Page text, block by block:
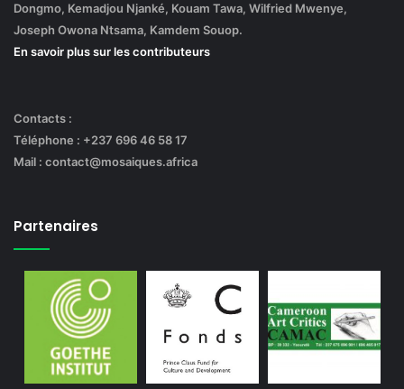
Dongmo, Kemadjou Njanké, Kouam Tawa, Wilfried Mwenye,
Joseph Owona Ntsama, Kamdem Souop.
En savoir plus sur les contributeurs
Contacts :
Téléphone : +237 696 46 58 17
Mail : contact@mosaiques.africa
Partenaires